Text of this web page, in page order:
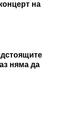
на
няма да